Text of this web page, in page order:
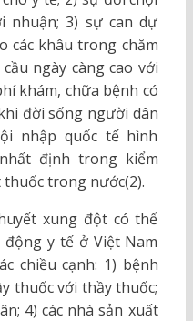
nhuận; 3) sự can dự
các khâu trong chăm
ngày càng cao với
khám, chữa bệnh có
đời sống người dân
nhập quốc tế hình
định trong kiểm
thuốc trong nước(2).
xung đột có thể
y tế ở Việt Nam
chiều cạnh: 1) bệnh
thuốc với thầy thuốc;
4) các nhà sản xuất